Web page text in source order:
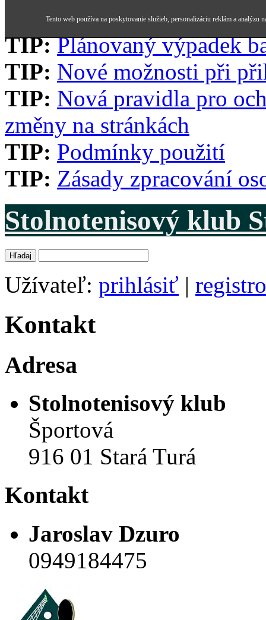
TIP: Plánovaný výpadek
TIP: Nové možnosti při
TIP: Nová pravidla pro
změny na stránkách
TIP: Podmínky použití
TIP: Zásady zpracování
Stolnotenisový klub
Užívateľ: prihlásiť |
Kontakt
Adresa
Stolnotenisový klub
Športová
916 01 Stará Turá
Kontakt
Jaroslav Dzuro
0949184475
Tento web používa na poskytovanie služieb, personalizáciu reklám a